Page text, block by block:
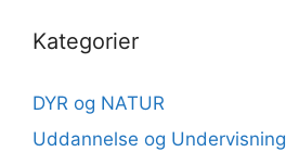
Kategorier
DYR og NATUR
Uddannelse og Undervisning